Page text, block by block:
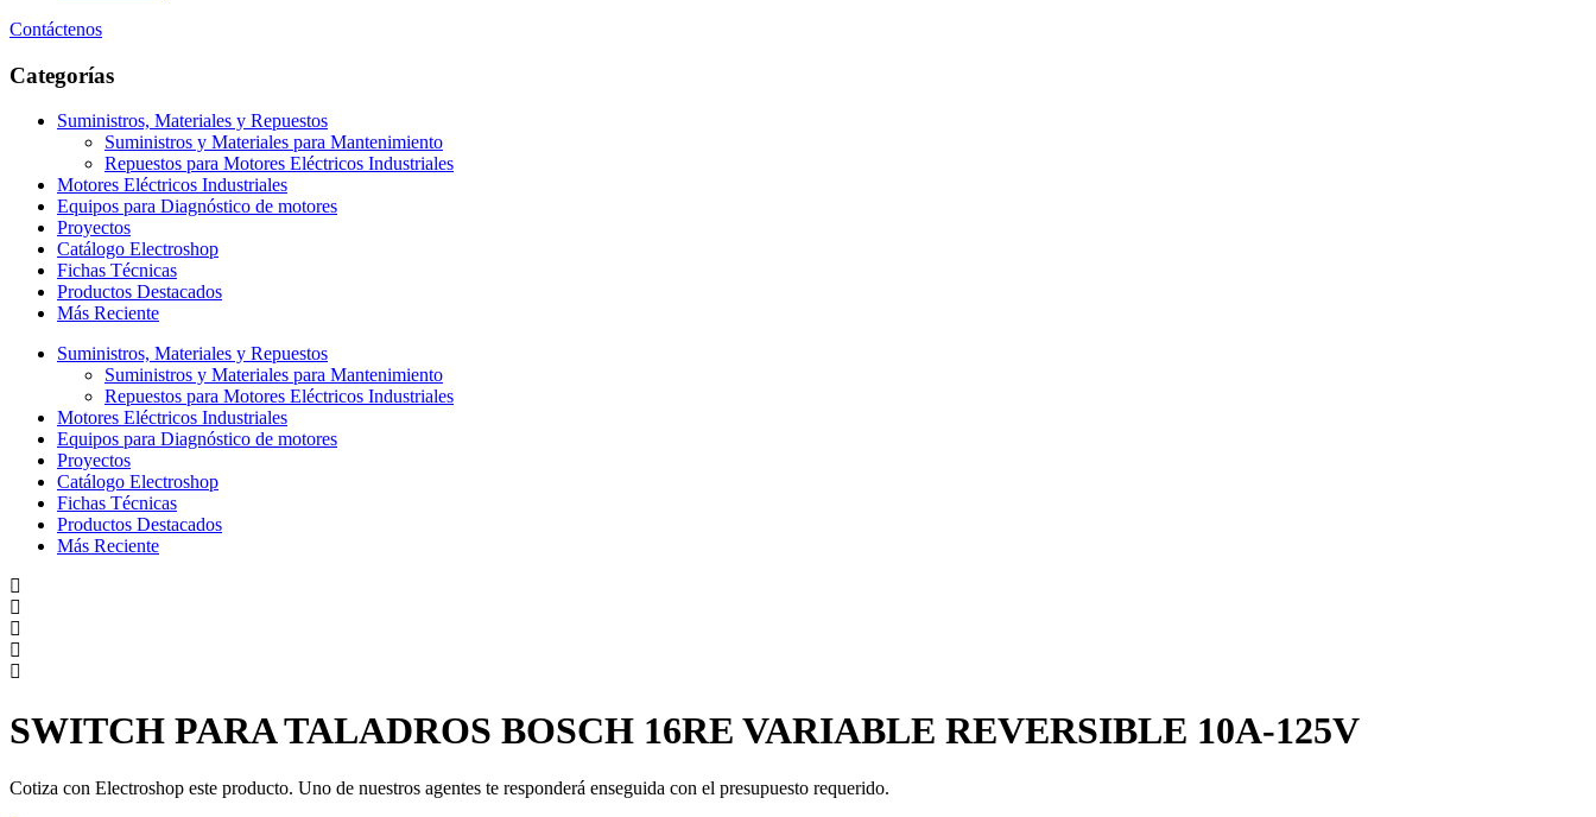
Contáctenos
Categorías
Suministros, Materiales y Repuestos
Suministros y Materiales para Mantenimiento
Repuestos para Motores Eléctricos Industriales
Motores Eléctricos Industriales
Equipos para Diagnóstico de motores
Proyectos
Catálogo Electroshop
Fichas Técnicas
Productos Destacados
Más Reciente
Suministros, Materiales y Repuestos
Suministros y Materiales para Mantenimiento
Repuestos para Motores Eléctricos Industriales
Motores Eléctricos Industriales
Equipos para Diagnóstico de motores
Proyectos
Catálogo Electroshop
Fichas Técnicas
Productos Destacados
Más Reciente
SWITCH PARA TALADROS BOSCH 16RE VARIABLE REVERSIBLE 10A-125V
Cotiza con Electroshop este producto. Uno de nuestros agentes te responderá enseguida con el presupuesto requerido.